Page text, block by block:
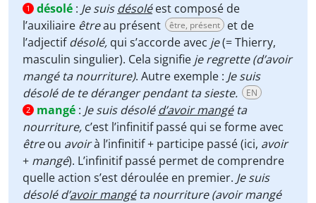
1 désolé : Je suisdésoléest composé de
l’auxiliaire êtreau présent être, présent
et de
l’adjectifdésolé, qui s’accorde avec je(= Thierry,
masculin singulier). Cela signifie je regrette (d’avoir
mangé ta nourriture). Autre exemple : Je suis
désolé de te déranger pendant ta sieste.
EN
2 mangé : Je suis désoléd’avoir mangéta
nourriture, c’est l’infinitif passé qui se forme avec
êtreou avoirà l’infinitif + participe passé (ici, avoir
+ mangé). L’infinitif passé permet de comprendre
quelle action s’est déroulée en premier. Je suis
désolé d’avoir mangéta nourriture (avoir mangé